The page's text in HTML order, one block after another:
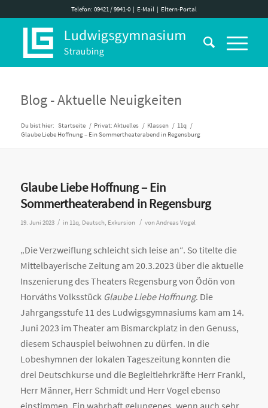
Telefon: 09421 / 9941-0| E-Mail| Eltern-Portal
Blog - Aktuelle Neuigkeiten
Du bist hier: Startseite / Privat: Aktuelles / Klassen / 11q /
Glaube Liebe Hoffnung – Ein Sommertheaterabend in Regensburg
Glaube Liebe Hoffnung – Ein
Sommertheaterabend in Regensburg
19. Juni 2023 / in 11q, Deutsch, Exkursion / von Andreas Vogel
„Die Verzweiflung schleicht sich leise an“. So titelte die
Mittelbayerische Zeitung am 20.3.2023 über die aktuelle
Inszenierung des Theaters Regensburg von Ödön von
Horváths Volksstück Glaube Liebe Hoffnung. Die
Jahrgangsstufe 11 des Ludwigsgymnasiums kam am 14.
Juni 2023 im Theater am Bismarckplatz in den Genuss,
diesem Schauspiel beiwohnen zu dürfen. In die
Lobeshymnen der lokalen Tageszeitung konnten die
drei Deutschkurse und die Begleitlehrkräfte Herr Frankl,
Herr Männer, Herr Schmidt und Herr Vogel ebenso
einstimmen. Ein wahrhaft gelungenes, wenn auch sehr